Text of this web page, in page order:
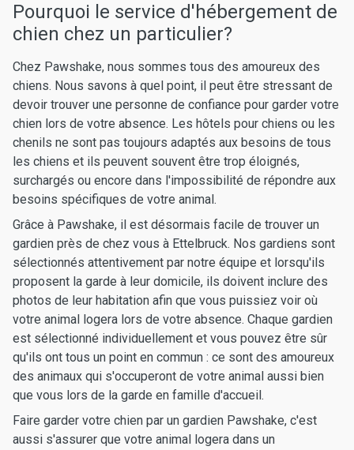
Pourquoi le service d'hébergement de
chien chez un particulier?
Chez Pawshake, nous sommes tous des amoureux des
chiens. Nous savons à quel point, il peut être stressant de
devoir trouver une personne de confiance pour garder votre
chien lors de votre absence. Les hôtels pour chiens ou les
chenils ne sont pas toujours adaptés aux besoins de tous
les chiens et ils peuvent souvent être trop éloignés,
surchargés ou encore dans l'impossibilité de répondre aux
besoins spécifiques de votre animal.
Grâce à Pawshake, il est désormais facile de trouver un
gardien près de chez vous à Ettelbruck. Nos gardiens sont
sélectionnés attentivement par notre équipe et lorsqu'ils
proposent la garde à leur domicile, ils doivent inclure des
photos de leur habitation afin que vous puissiez voir où
votre animal logera lors de votre absence. Chaque gardien
est sélectionné individuellement et vous pouvez être sûr
qu'ils ont tous un point en commun : ce sont des amoureux
des animaux qui s'occuperont de votre animal aussi bien
que vous lors de la garde en famille d'accueil.
Faire garder votre chien par un gardien Pawshake, c'est
aussi s'assurer que votre animal logera dans un